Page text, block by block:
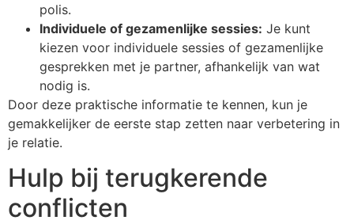
polis.
Individuele of gezamenlijke sessies: Je kunt
kiezen voor individuele sessies of gezamenlijke
gesprekken met je partner, afhankelijk van wat
nodig is.
Door deze praktische informatie te kennen, kun je
gemakkelijker de eerste stap zetten naar verbetering in
je relatie.
Hulp bij terugkerende
conflicten